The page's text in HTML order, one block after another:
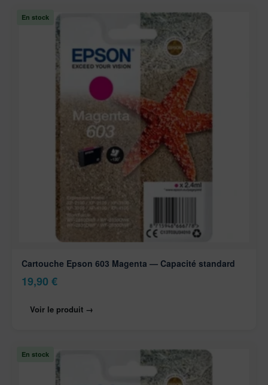
En stock
Cartouche Epson 603 Magenta — Capacité standard
19,90 €
Voir le produit →
En stock